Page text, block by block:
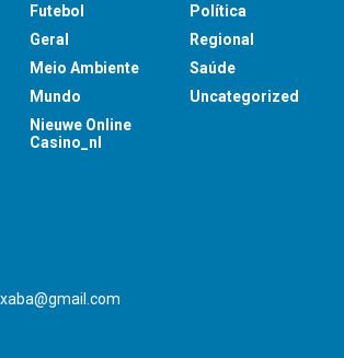
Futebol
Geral
Meio Ambiente
Mundo
Nieuwe Online
Casino_nl
Política
Regional
Saúde
Uncategorized